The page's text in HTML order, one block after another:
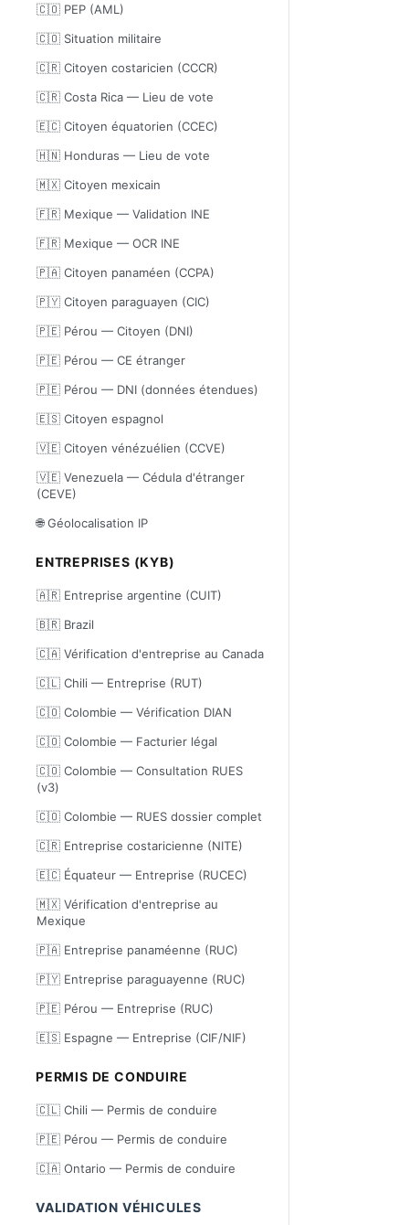
🇨🇴 PEP (AML)
🇨🇴 Situation militaire
🇨🇷 Citoyen costaricien (CCCR)
🇨🇷 Costa Rica — Lieu de vote
🇪🇨 Citoyen équatorien (CCEC)
🇭🇳 Honduras — Lieu de vote
🇲🇽 Citoyen mexicain
🇫🇷 Mexique — Validation INE
🇫🇷 Mexique — OCR INE
🇵🇦 Citoyen panaméen (CCPA)
🇵🇾 Citoyen paraguayen (CIC)
🇵🇪 Pérou — Citoyen (DNI)
🇵🇪 Pérou — CE étranger
🇵🇪 Pérou — DNI (données étendues)
🇪🇸 Citoyen espagnol
🇻🇪 Citoyen vénézuélien (CCVE)
🇻🇪 Venezuela — Cédula d'étranger
(CEVE)
🌐 Géolocalisation IP
ENTREPRISES (KYB)
🇦🇷 Entreprise argentine (CUIT)
🇧🇷 Brazil
🇨🇦 Vérification d'entreprise au Canada
🇨🇱 Chili — Entreprise (RUT)
🇨🇴 Colombie — Vérification DIAN
🇨🇴 Colombie — Facturier légal
🇨🇴 Colombie — Consultation RUES
(v3)
🇨🇴 Colombie — RUES dossier complet
🇨🇷 Entreprise costaricienne (NITE)
🇪🇨 Équateur — Entreprise (RUCEC)
🇲🇽 Vérification d'entreprise au
Mexique
🇵🇦 Entreprise panaméenne (RUC)
🇵🇾 Entreprise paraguayenne (RUC)
🇵🇪 Pérou — Entreprise (RUC)
🇪🇸 Espagne — Entreprise (CIF/NIF)
PERMIS DE CONDUIRE
🇨🇱 Chili — Permis de conduire
🇵🇪 Pérou — Permis de conduire
🇨🇦 Ontario — Permis de conduire
VALIDATION VÉHICULES